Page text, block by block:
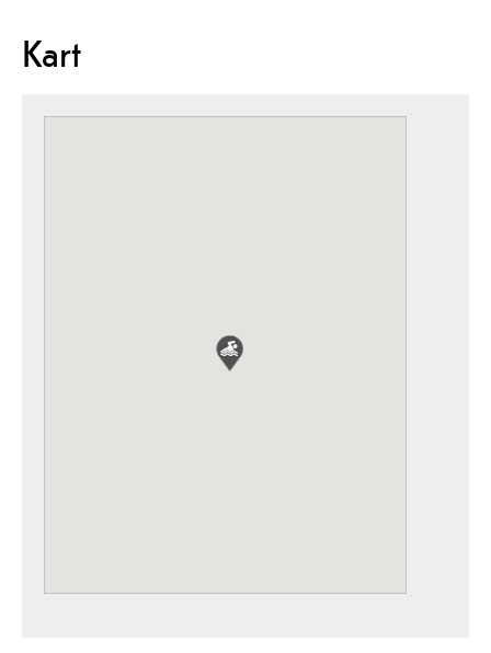
Kart